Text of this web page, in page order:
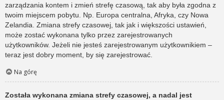
zarządzania kontem i zmień strefę czasową, tak aby była zgodna z
twoim miejscem pobytu. Np. Europa centralna, Afryka, czy Nowa
Zelandia. Zmiana strefy czasowej, tak jak i większości ustawień,
może zostać wykonana tylko przez zarejestrowanych
użytkowników. Jeżeli nie jesteś zarejestrowanym użytkownikiem –
teraz jest dobry moment, by się zarejestrować.
Na górę
Została wykonana zmiana strefy czasowej, a nadal jest